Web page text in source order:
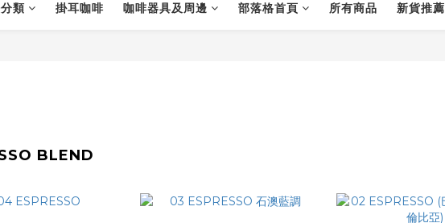
類 掛耳咖啡 咖啡器具及周邊 部落格首頁 所有商品 新貨推薦
BLEND